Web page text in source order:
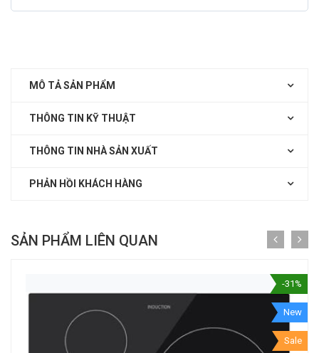
MÔ TẢ SẢN PHẨM
THÔNG TIN KỸ THUẬT
THÔNG TIN NHÀ SẢN XUẤT
PHẢN HỒI KHÁCH HÀNG
SẢN PHẨM LIÊN QUAN
-31%
New
Sale